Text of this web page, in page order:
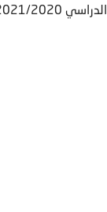
الدراسي 2021/2020 في الأول من كانون الأول على أن يمدد العام الدراسي القادم لغاية 15 تموز.